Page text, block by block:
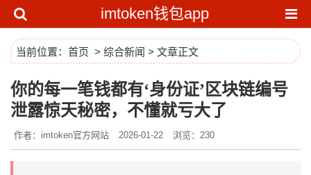
imtoken钱包app
当前位置： 首页 > 综合新闻 > 文章正文
你的每一笔钱都有‘身份证’区块链编号
泄露惊天秘密，不懂就亏大了
作者：imtoken官方网站 2026-01-22 浏览：230